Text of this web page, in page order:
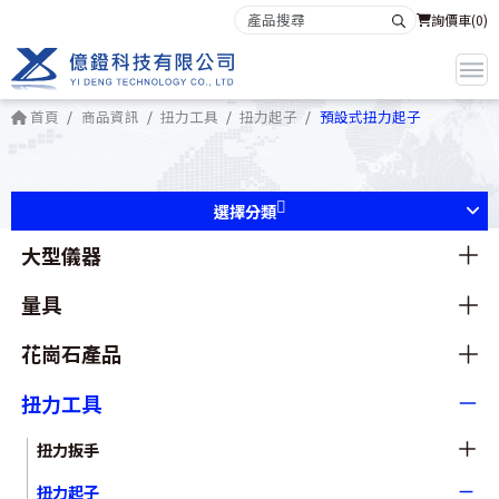
詢價車(0)
首頁 商品資訊 扭力工具 扭力起子 預設式扭力起子
選擇分類
大型儀器
量具
花崗石產品
扭力工具
扭力扳手
扭力起子